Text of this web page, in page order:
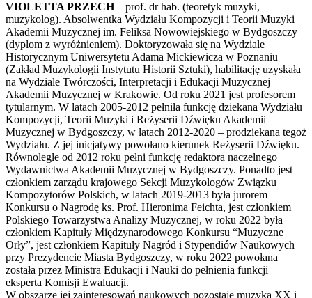
VIOLETTA PRZECH– prof. dr hab. (teoretyk muzyki,
muzykolog). Absolwentka Wydziału Kompozycji i Teorii Muzyki
Akademii Muzycznej im. Feliksa Nowowiejskiego w Bydgoszczy
(dyplom z wyróżnieniem). Doktoryzowała się na Wydziale
Historycznym Uniwersytetu Adama Mickiewicza w Poznaniu
(Zakład Muzykologii Instytutu Historii Sztuki), habilitację uzyskała
na Wydziale Twórczości, Interpretacji i Edukacji Muzycznej
Akademii Muzycznej w Krakowie. Od roku 2021 jest profesorem
tytularnym. W latach 2005-2012 pełniła funkcję dziekana Wydziału
Kompozycji, Teorii Muzyki i Reżyserii Dźwięku Akademii
Muzycznej w Bydgoszczy, w latach 2012-2020 – prodziekana tegoż
Wydziału. Z jej inicjatywy powołano kierunek Reżyserii Dźwięku.
Równolegle od 2012 roku pełni funkcję redaktora naczelnego
Wydawnictwa Akademii Muzycznej w Bydgoszczy. Ponadto jest
członkiem zarządu krajowego Sekcji Muzykologów Związku
Kompozytorów Polskich, w latach 2019-2013 była jurorem
Konkursu o Nagrodę ks. Prof. Hieronima Feichta, jest członkiem
Polskiego Towarzystwa Analizy Muzycznej, w roku 2022 była
członkiem Kapituły Międzynarodowego Konkursu “Muzyczne
Orły”, jest członkiem Kapituły Nagród i Stypendiów Naukowych
przy Prezydencie Miasta Bydgoszczy, w roku 2022 powołana
została przez Ministra Edukacji i Nauki do pełnienia funkcji
eksperta Komisji Ewaluacji.
W obszarze jej zainteresowań naukowych pozostaje muzyka XX i